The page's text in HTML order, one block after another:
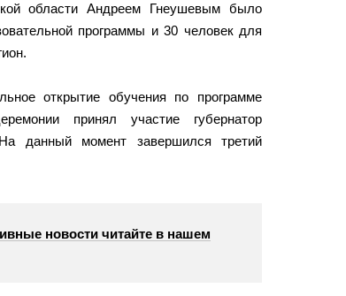
области Андреем Гнеушевым было
программы и 30 человек для
открытие обучения по программе
принял участие губернатор
данный момент завершился третий
новости читайте в нашем